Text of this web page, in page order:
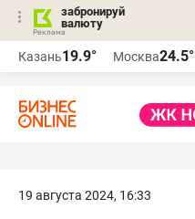
забронируй
валюту
Казань19.9° Москва24.5°
19 августа 2024, 16:33